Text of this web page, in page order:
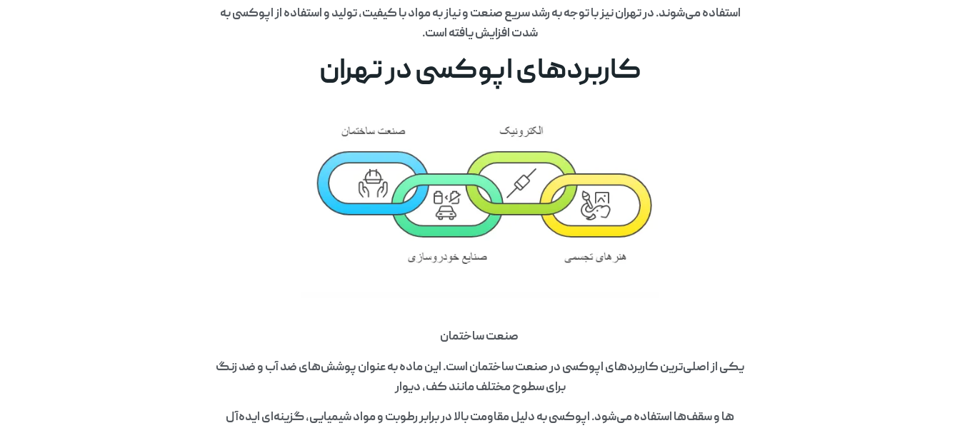
استفاده می‌شوند. در تهران نیز با توجه به رشد سریع صنعت و نیاز به مواد با کیفیت، تولید و استفاده از اپوکسی به
شدت افزایش یافته است.
کاربردهای اپوکسی در تهران
صنعت ساختمان
یکی از اصلی‌ترین کاربردهای اپوکسی در صنعت ساختمان است. این ماده به عنوان پوشش‌های ضد آب و ضد زنگ
برای سطوح مختلف مانند کف، دیوار
ها و سقف‌ها استفاده می‌شود. اپوکسی به دلیل مقاومت بالا در برابر رطوبت و مواد شیمیایی، گزینه‌ای ایده‌آل